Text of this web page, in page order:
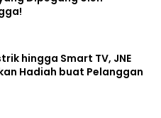
hingga Smart TV, JNE
Hadiah buat Pelanggan